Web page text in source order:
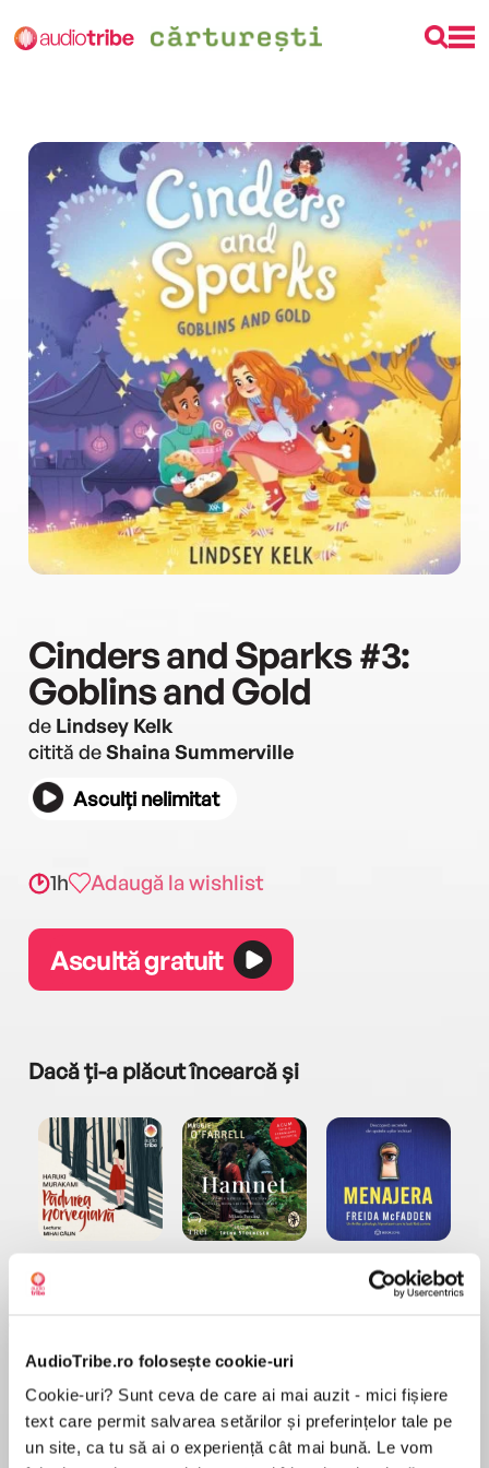
AudioTribe.ro folosește cookie-uri
Cookie-uri? Sunt ceva de care ai mai auzit - mici fișiere
text care permit salvarea setărilor și preferințelor tale pe
un site, ca tu să ai o experiență cât mai bună. Le vom
Cinders and Sparks #3:
Goblins and Gold
de Lindsey Kelk
citită deShaina Summerville
Asculți nelimitat
1h Adaugă la wishlist
Ascultă gratuit
Dacă ți-a plăcut încearcă și
Elita de Argint (Elita
Diavolul se îmbracă de
Freida McFadden